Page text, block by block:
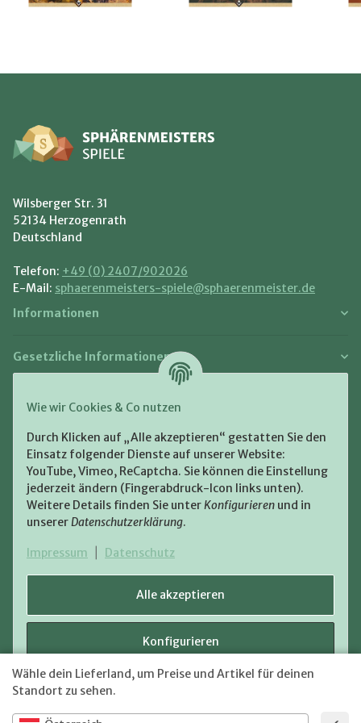
Wähle dein Lieferland, um Preise und Artikel für deinen
Standort zu sehen.
Alle akzeptieren
Konfigurieren
Wie wir Cookies & Co nutzen
Durch Klicken auf „Alle akzeptieren“ gestatten Sie den
Einsatz folgender Dienste auf unserer Website:
YouTube, Vimeo, ReCaptcha. Sie können die Einstellung
jederzeit ändern (Fingerabdruck-Icon links unten).
Weitere Details finden Sie unterKonfigurieren und in
unsererDatenschutzerklärung.
Impressum Datenschutz
Wilsberger Str. 31
52134 Herzogenrath
Deutschland
Telefon: +49 (0) 2407/902026
E-Mail: sphaerenmeisters-spiele@sphaerenmeister.de
Informationen
Gesetzliche Informationen
Zugestellt durch:
* Alle Preise inkl. gesetzlicher USt., zzgl.